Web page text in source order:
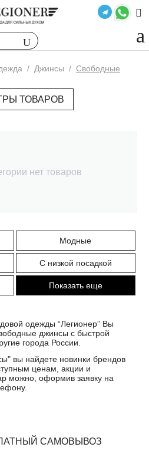
/ Джинсы / Свободные
ТОВАРОВ
нет товаров
Модные
С низкой посадкой
Показать еще
одежды “Легионер” Вы
джинсы с быстрой
города России.
" вы найдете новинки брендов
ценам, акции и
можно, оформив заявку на
САМОВЫВОЗ